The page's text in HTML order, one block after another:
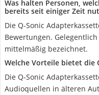
Was halten Personen,
bereits seit einiger Zeit
Die Q-Sonic
Bewertungen.
mittelmäßig bezeichnet.
Welche Vorteile bietet die
Die Q-Sonic
Audioquellen in älteren